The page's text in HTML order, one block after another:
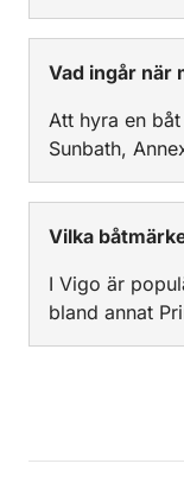
Vad ingår när
Att hyra en
Sunbath,
Vilka
I Vigo är
bland annat